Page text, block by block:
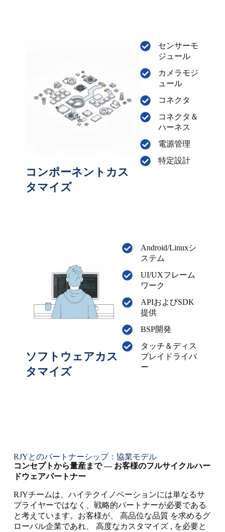
コンポーネントカス
タマイズ
センサーモ
ジュール
カメラモジ
ュール
コネクタ
コネクタ＆
ハーネス
電源管理
特定設計
ソフトウェアカス
タマイズ
Android/Linuxシ
ステム
UI/UXフレーム
ワーク
APIおよびSDK
提供
BSP開発
タッチ＆ディス
プレイドライバ
ー
RJYとのパートナーシップ：協業モデル
コンセプトから量産まで — お客様のフルサイクルハー
ドウェアパートナー
RJYチームは、ハイテクイノベーションには単なるサ
プライヤーではなく、戦略的パートナーが必要である
と考えています。お客様が、 高品位な品質を求めるグ
ローバル企業であれ、 高度なカスタマイズ, を必要と